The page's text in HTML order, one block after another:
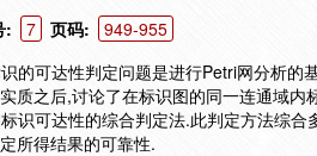
: 7 页码:
949-955
的可达性判定问题是进行Petri网分析
质之后,讨论了在标识图的同一连通域
识可达性的综合判定法.此判定方法综
所得结果的可靠性.